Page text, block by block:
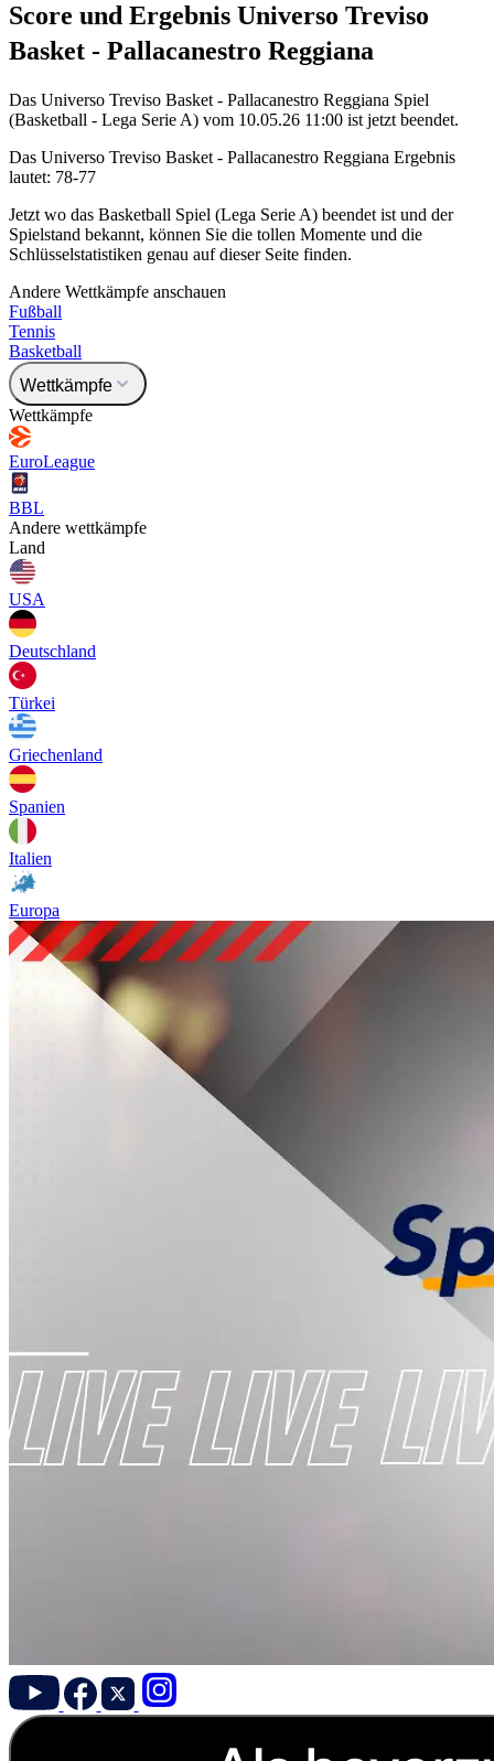
Score und Ergebnis Universo Treviso
Basket - Pallacanestro Reggiana
Das Universo Treviso Basket - Pallacanestro Reggiana Spiel
(Basketball - Lega Serie A) vom 10.05.26 11:00 ist jetzt beendet.
Das Universo Treviso Basket - Pallacanestro Reggiana Ergebnis
lautet: 78-77
Jetzt wo das Basketball Spiel (Lega Serie A) beendet ist und der
Spielstand bekannt, können Sie die tollen Momente und die
Schlüsselstatistiken genau auf dieser Seite finden.
Andere Wettkämpfe anschauen
Fußball
Tennis
Basketball
Wettkämpfe
Wettkämpfe
EuroLeague
BBL
Andere wettkämpfe
Land
USA
Deutschland
Türkei
Griechenland
Spanien
Italien
Europa